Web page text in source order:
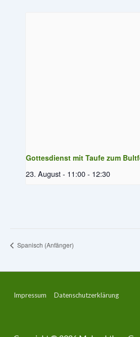
Gottesdienst mit Taufe zum
23. August - 11:00- 12:30
Spanisch (Anfänger)
Footer-
Impressum Datenschutzerklärung